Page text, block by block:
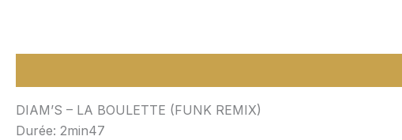
DIAM’S – LA BOULETTE (FUNK REMIX)
Durée: 2min47